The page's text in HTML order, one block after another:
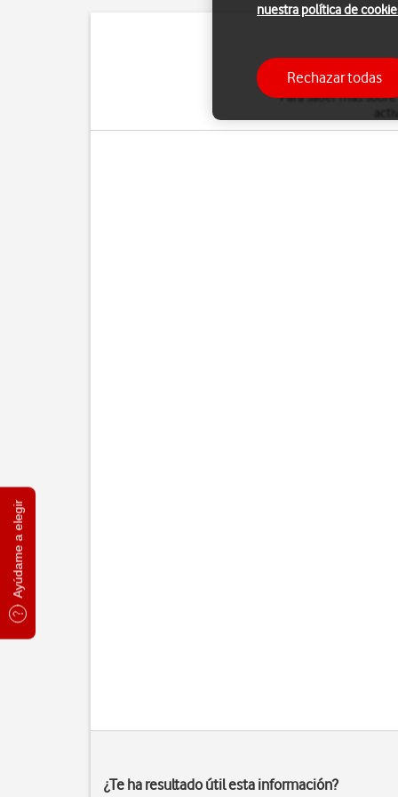
Ayúdame a elegir
Puedes desviar al
Para saber más
¿Te ha resultado útil esta información?
nuestra política de
Rechazar todas